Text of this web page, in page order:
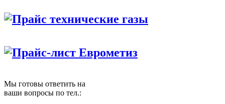
Прайс технические газы
Прайс-лист Еврометиз
Мы готовы ответить на
ваши вопросы по тел.: